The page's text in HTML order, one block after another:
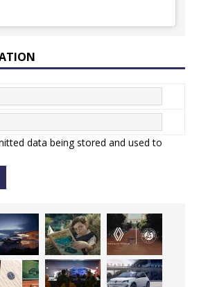
data being stored and used to